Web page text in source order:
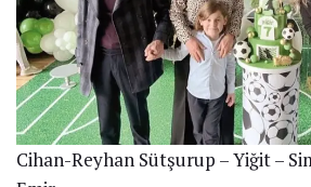
Cihan-Reyhan Sütşurup – Yiğit –